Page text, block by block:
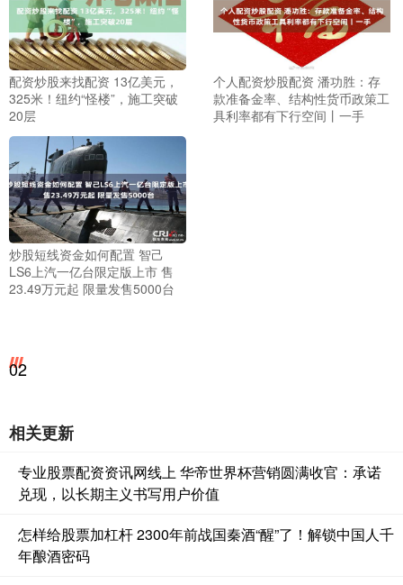
配资炒股来找配资 13亿美元，
325米！纽约“怪楼”，施工突破
20层
个人配资炒股配资 潘功胜：存
款准备金率、结构性货币政策工
具利率都有下行空间丨一手
炒股短线资金如何配置 智己
LS6上汽一亿台限定版上市 售
23.49万元起 限量发售5000台
02
相关更新
专业股票配资资讯网线上 华帝世界杯营销圆满收官：承诺
兑现，以长期主义书写用户价值
怎样给股票加杠杆 2300年前战国秦酒“醒”了！解锁中国人千
年酿酒密码